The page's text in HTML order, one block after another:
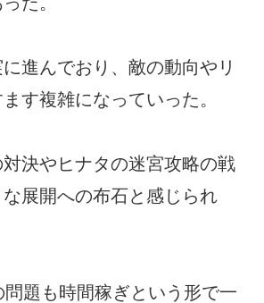
進んでおり、敵の動向やリ
す複雑になっていった。
決やヒナタの迷宮攻略の戦
展開への布石と感じられ
問題も時間稼ぎという形で一